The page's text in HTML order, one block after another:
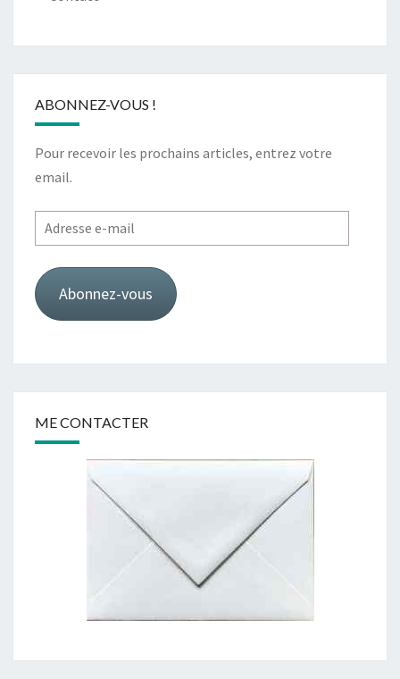
ABONNEZ-VOUS !
Pour recevoir les prochains articles, entrez votre
email.
Adresse
e-
mail
Abonnez-vous
ME CONTACTER